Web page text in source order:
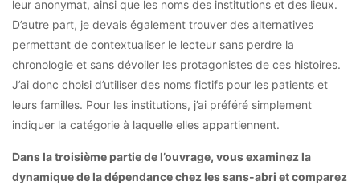
leur anonymat, ainsi que les noms des institutions et des lieux.
D’autre part, je devais également trouver des alternatives
permettant de contextualiser le lecteur sans perdre la
chronologie et sans dévoiler les protagonistes de ces histoires.
J’ai donc choisi d’utiliser des noms fictifs pour les patients et
leurs familles. Pour les institutions, j’ai préféré simplement
indiquer la catégorie à laquelle elles appartiennent.
Dans la troisième partie de l’ouvrage, vous examinez la
dynamique de la dépendance chez les sans-abri et comparez